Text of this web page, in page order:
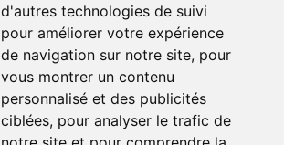
d'autres technologies de suivi
pour améliorer votre expérience
de navigation sur notre site, pour
vous montrer un contenu
personnalisé et des publicités
ciblées, pour analyser le trafic de
Paiement
Simple, rapide et 100% sécurisé